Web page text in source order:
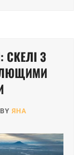
З
BY ЯНА